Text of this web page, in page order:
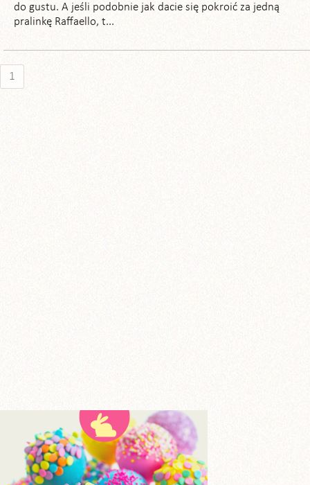
do gustu. A jeśli podobnie jak dacie się pokroić za jedną
pralinkę Raffaello, t...
1